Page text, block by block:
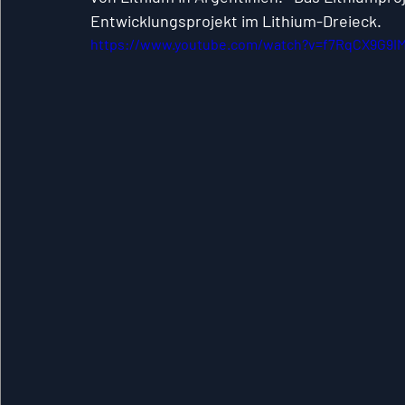
Entwicklungsprojekt im Lithium-Dreieck.
https://www.youtube.com/